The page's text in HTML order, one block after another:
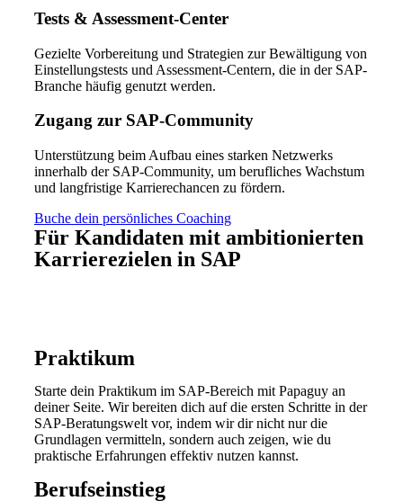
Tests & Assessment-Center
Gezielte Vorbereitung und Strategien zur Bewältigung von
Einstellungstests und Assessment-Centern, die in der SAP-
Branche häufig genutzt werden.
Zugang zur SAP-Community
Unterstützung beim Aufbau eines starken Netzwerks
innerhalb der SAP-Community, um berufliches Wachstum
und langfristige Karrierechancen zu fördern.
Buche dein persönliches Coaching
Für Kandidaten mit ambitionierten
Karrierezielen in SAP
Praktikum
Starte dein Praktikum im SAP-Bereich mit Papaguy an
deiner Seite. Wir bereiten dich auf die ersten Schritte in der
SAP-Beratungswelt vor, indem wir dir nicht nur die
Grundlagen vermitteln, sondern auch zeigen, wie du
praktische Erfahrungen effektiv nutzen kannst.
Berufseinstieg